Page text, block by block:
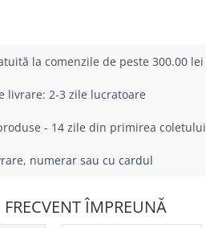
la comenzile de peste 300.00 lei
livrare: 2-3 zile lucratoare
- 14 zile din primirea coletului
numerar sau cu cardul
ÎMPREUNĂ